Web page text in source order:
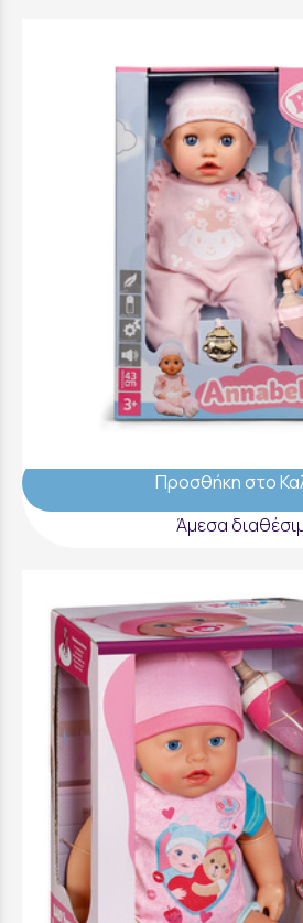
Baby Born Annabell
Αξεσουάρ 43Cm -
59,99 €
Προσθήκη στο
Άμεσα